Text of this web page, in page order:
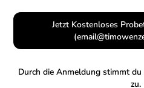
Jetzt Kostenloses
Durch die Anmeldung stimmt du
zu.